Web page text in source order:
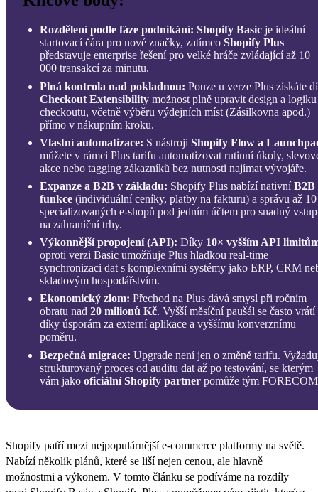
Rozdělení podle fáze podnikání: Shopify Basic je ideální
startovací čára pro nové značky, zatímco Shopify Plus
představuje enterprise řešení pro velké hráče zvládající až 10
000 transakcí za minutu.
Plná kontrola nad pokladnou: Pouze u verze Plus získáte
Checkout Extensibility možnost plně upravit design a logiku
checkoutu, včetně výběru výdejních míst (Zásilkovna apod.)
přímo v nákupním kroku.
Vlastní automatizace: S nástroji Shopify Flow a
můžete v rámci Plus tarifu automatizovat rutinní úkoly,
akce nebo tagging zákazníků bez nutnosti najímat vývojáře.
Expanze a B2B v základu: Shopify Plus nabízí nativníB2B
funkce (individuální ceníky, platby na fakturu) a správu až 10
specializovaných e-shopů pod jedním účtem pro snadný vstup
na zahraniční trhy.
Výkonnější propojení (API): Díky 10× vyšším API
oproti verzi Basic umožňuje Plus hladkou real-time
synchronizaci dat s komplexními systémy jako ERP, CRM
skladovým hospodářstvím.
Ekonomický zlom: Přechod na Plus dává smysl při ročním
obratu nad 20 milionů Kč. Vyšší měsíční paušál se často vrátí
díky úsporám za externí aplikace a vyššímu konverznímu
poměru.
Bezpečná migrace: Upgrade není jen o změně tarifu.
strukturovaný proces od auditu dat až po testování, se kterým
vám jako oficiální Shopify partner pomůže tým
Shopify patří mezi nejpopulárnější e-commerce platformy na světě.
Nabízí několik plánů, které se liší nejen cenou, ale hlavně
možnostmi a výkonem. V tomto článku se podíváme na rozdíly